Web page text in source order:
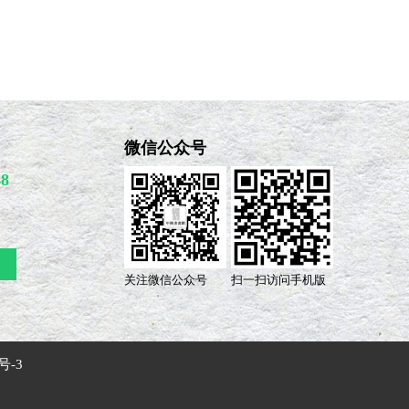
微信公众号
关注微信公众号 扫一扫访问手机版
-3